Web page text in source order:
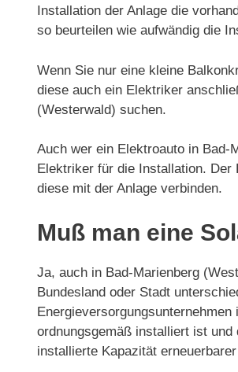
Installation der Anlage die
so beurteilen wie aufwändig die
Wenn Sie nur eine kleine
diese auch ein Elektriker
(Westerwald) suchen.
Auch wer ein Elektroauto in Bad-
Elektriker für die Installation.
diese mit der Anlage verbinden.
Muß man eine
Ja, auch in Bad-Marienberg
Bundesland oder Stadt
ordnungsgemäß installiert ist
installierte Kapazität